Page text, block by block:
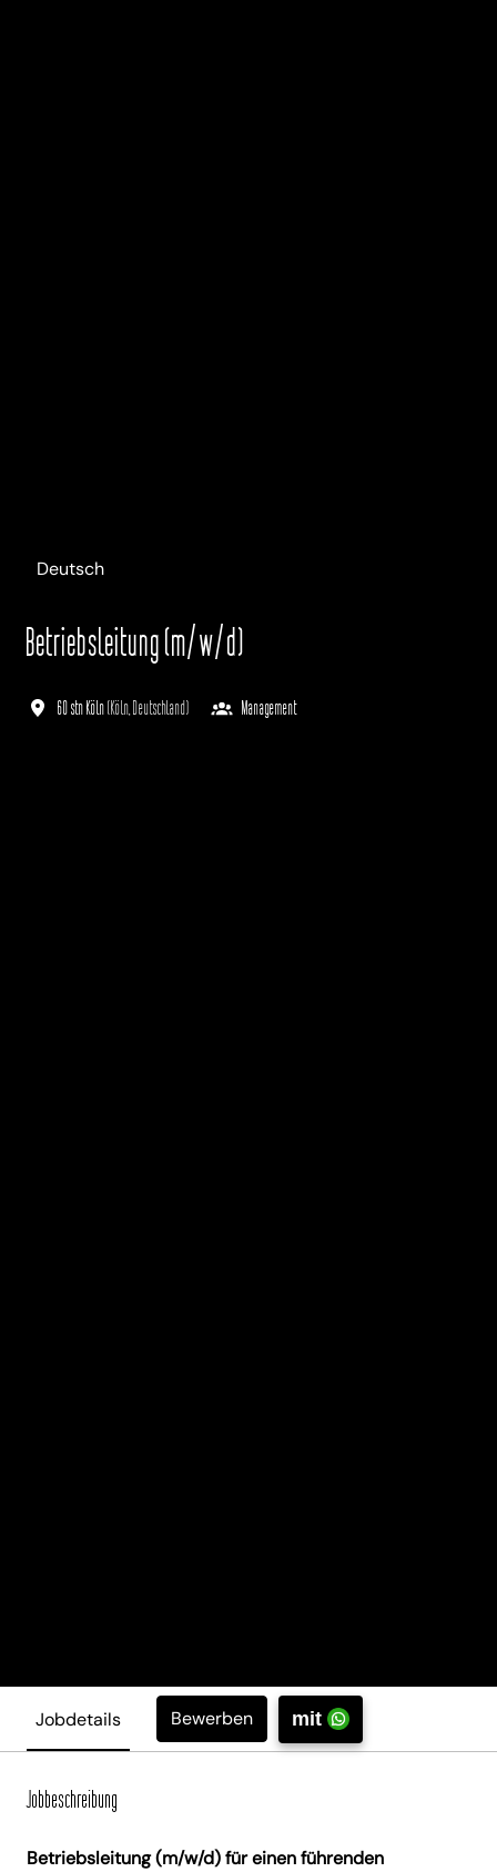
Deutsch
Betriebsleitung (m/w/d)
60 stn Köln(Köln Deutschland) Management
Jobdetails Bewerben mit
Jobbeschreibung
Betriebsleitung (m/w/d) für einen führenden